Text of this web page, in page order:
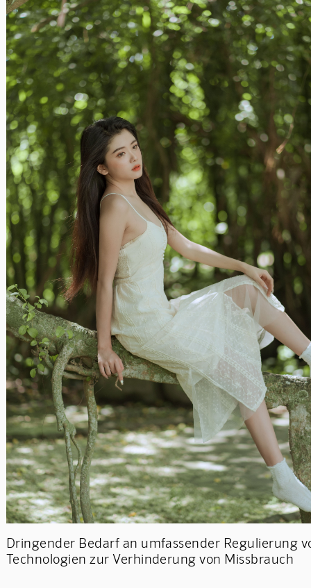
Dringender Bedarf an umfassender Regulierung
Technologien zur Verhinderung von Missbrauch